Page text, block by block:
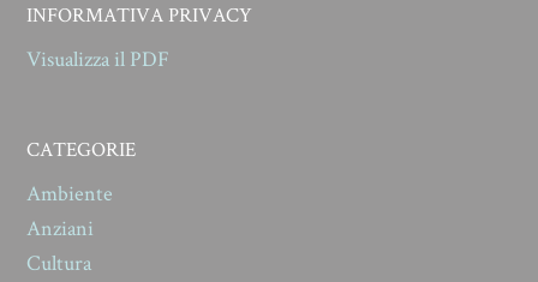
INFORMATIVA PRIVACY
Visualizza il PDF
CATEGORIE
Ambiente
Anziani
Cultura